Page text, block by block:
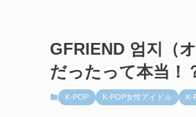
GFRIEND 엄지（
だったって本当！
K-POP K-POP女性アイドル K-